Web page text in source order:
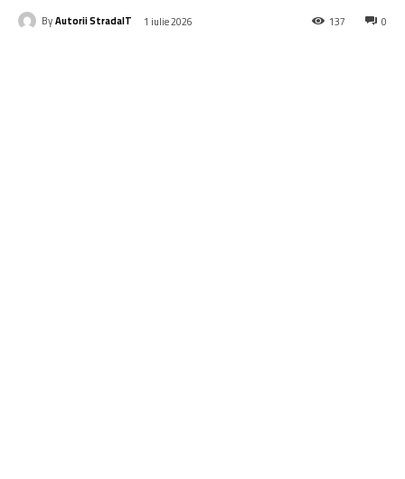
ByAutorii StradaIT 1 iulie 2026 0
137